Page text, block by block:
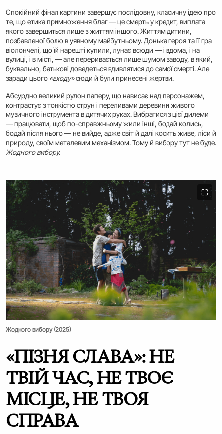
Спокійний фінал картини завершує послідовну, класичну ідею про
те, що етика примноження благ — це смерть у кредит, виплата
якого завершиться лише з життям іншого. Життям дитини,
позбавленої болю в уявному майбутньому. Донька героя та її гра
віолончелі, що їй нарешті купили, лунає всюди — і вдома, і на
вулиці, і в місті, — але переривається лише шумом заводу, в який,
буквально, батькові доведеться вдивлятися до самої смерті. Але
заради цього «входу»сюди й були принесені жертви.
Абсурдно великий рулон паперу, що нависає над персонажем,
контрастує з тонкістю струн і переливами деревини живого
музичного інструмента в дитячих руках. Вибратися з цієї дилеми
— працювати, щоб по-справжньому жили інші, бодай колись,
бодай після нього — не вийде, адже світ й далі косить живе, ліси й
природу, своїм металевим механізмом. Тому й вибору тут не буде.
Жодного вибору.
⛶
Жодного вибору (2025)
«ПІЗНЯ СЛАВА»: НЕ
ТВІЙ ЧАС, НЕ ТВОЄ
МІСЦЕ, НЕ ТВОЯ
СПРАВА